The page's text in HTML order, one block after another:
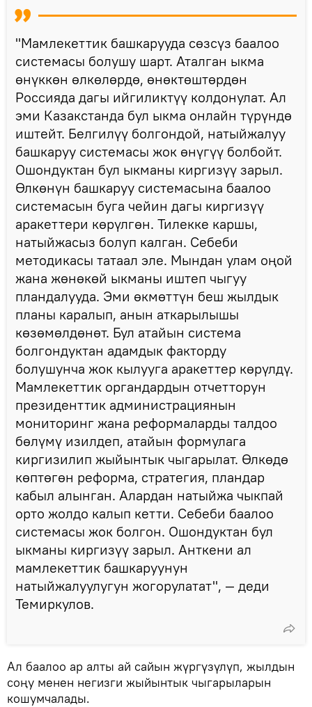
"Мамлекеттик башкарууда сөзсүз баалоо
системасы болушу шарт. Аталган ыкма
өнүккөн өлкөлөрдө, өнөктөштөрдөн
Россияда дагы ийгиликтүү колдонулат. Ал
эми Казакстанда бул ыкма онлайн түрүндө
иштейт. Белгилүү болгондой, натыйжалуу
башкаруу системасы жок өнүгүү болбойт.
Ошондуктан бул ыкманы киргизүү зарыл.
Өлкөнүн башкаруу системасына баалоо
системасын буга чейин дагы киргизүү
аракеттери көрүлгөн. Тилекке каршы,
натыйжасыз болуп калган. Себеби
методикасы татаал эле. Мындан улам оңой
жана жөнөкөй ыкманы иштеп чыгуу
пландалууда. Эми өкмөттүн беш жылдык
планы каралып, анын аткарылышы
көзөмөлдөнөт. Бул атайын система
болгондуктан адамдык факторду
болушунча жок кылууга аракеттер көрүлдү.
Мамлекеттик органдардын отчетторун
президенттик администрациянын
мониторинг жана реформаларды талдоо
бөлүмү изилдеп, атайын формулага
киргизилип жыйынтык чыгарылат. Өлкөдө
көптөгөн реформа, стратегия, пландар
кабыл алынган. Алардан натыйжа чыкпай
орто жолдо калып кетти. Себеби баалоо
системасы жок болгон. Ошондуктан бул
ыкманы киргизүү зарыл. Анткени ал
мамлекеттик башкаруунун
натыйжалуулугун жогорулатат", — деди
Темиркулов.
Ал баалоо ар алты ай сайын жүргүзүлүп, жылдын
соңу менен негизги жыйынтык чыгарыларын
кошумчалады.